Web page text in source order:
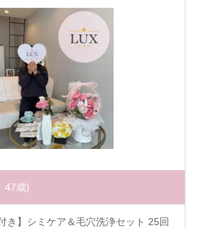
歳)
き】シミケア＆毛穴洗浄セット 25回